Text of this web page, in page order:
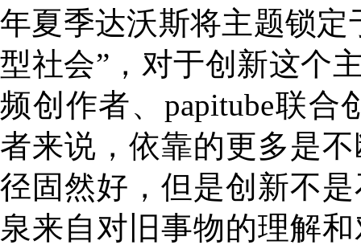
年夏季达沃斯将主题锁
型社会”，对于创新这个
频创作者、papitube联合
者来说，依靠的更多是
径固然好，但是创新不
泉来自对旧事物的理解